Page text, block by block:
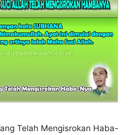
Telah Mengisrokan Haba-